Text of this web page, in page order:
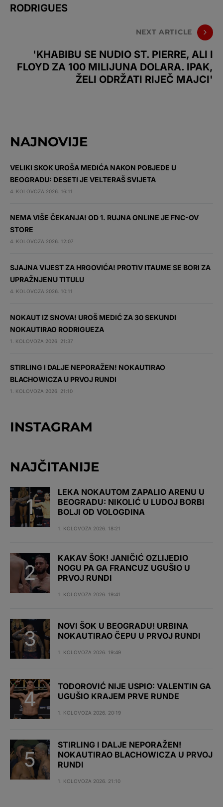
RODRIGUES
NEXT ARTICLE
'KHABIBU SE NUDIO ST. PIERRE, ALI I
FLOYD ZA 100 MILIJUNA DOLARA. IPAK,
ŽELI ODRŽATI RIJEČ MAJCI'
NAJNOVIJE
VELIKI SKOK UROŠA MEDIĆA NAKON POBJEDE U
BEOGRADU: DESETI JE VELTERAŠ SVIJETA
4. KOLOVOZA 2026. 16:11
NEMA VIŠE ČEKANJA! OD 1. RUJNA ONLINE JE FNC-OV
STORE
4. KOLOVOZA 2026. 12:07
SJAJNA VIJEST ZA HRGOVIĆA! PROTIV ITAUME SE BORI ZA
UPRAŽNJENU TITULU
4. KOLOVOZA 2026. 10:11
NOKAUT IZ SNOVA! UROŠ MEDIĆ ZA 30 SEKUNDI
NOKAUTIRAO RODRIGUEZA
1. KOLOVOZA 2026. 21:37
STIRLING I DALJE NEPORAŽEN! NOKAUTIRAO
BLACHOWICZA U PRVOJ RUNDI
1. KOLOVOZA 2026. 21:10
INSTAGRAM
NAJČITANIJE
LEKA NOKAUTOM ZAPALIO ARENU U
BEOGRADU: NIKOLIĆ U LUDOJ BORBI
BOLJI OD VOLOGDINA
1. KOLOVOZA 2026. 18:21
KAKAV ŠOK! JANIČIĆ OZLIJEDIO
NOGU PA GA FRANCUZ UGUŠIO U
PRVOJ RUNDI
1. KOLOVOZA 2026. 19:41
NOVI ŠOK U BEOGRADU! URBINA
NOKAUTIRAO ČEPU U PRVOJ RUNDI
1. KOLOVOZA 2026. 19:49
TODOROVIĆ NIJE USPIO: VALENTIN GA
UGUŠIO KRAJEM PRVE RUNDE
1. KOLOVOZA 2026. 20:19
STIRLING I DALJE NEPORAŽEN!
NOKAUTIRAO BLACHOWICZA U PRVOJ
RUNDI
1. KOLOVOZA 2026. 21:10